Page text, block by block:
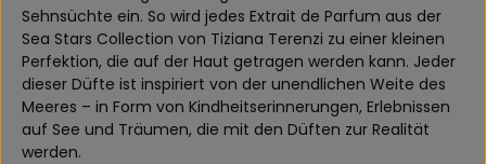
Sehnsüchte ein. So wird jedes Extrait de Parfum aus der
Sea Stars Collection von Tiziana Terenzi zu einer kleinen
Perfektion, die auf der Haut getragen werden kann. Jeder
dieser Düfte ist inspiriert von der unendlichen Weite des
Meeres – in Form von Kindheitserinnerungen, Erlebnissen
auf See und Träumen, die mit den Düften zur Realität
werden.